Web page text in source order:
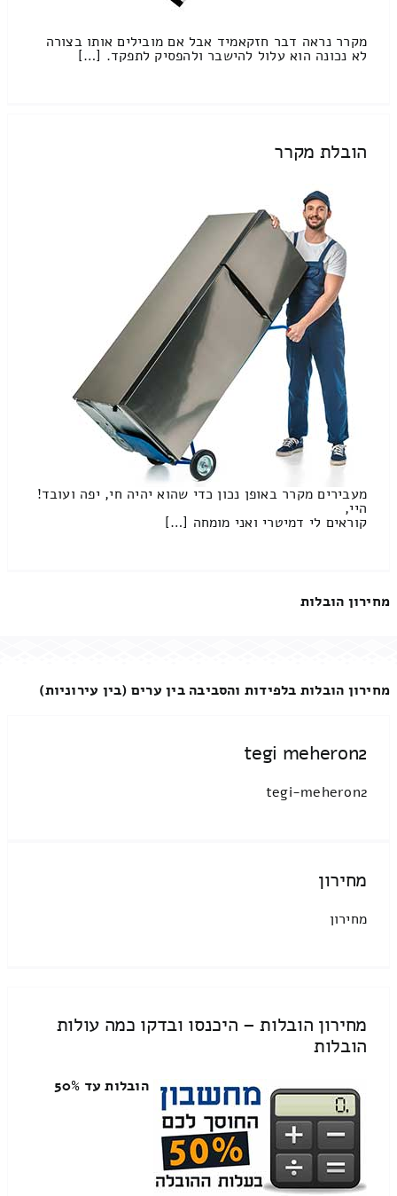
מקרר נראה דבר חזקאמיד אבל אם מובילים אותו בצורה
לא נכונה הוא עלול להישבר ולהפסיק לתפקד. […]
הובלת מקרר
מעבירים מקרר באופן נכון כדי שהוא יהיה חי, יפה ועובד!
היי,
קוראים לי דמיטרי ואני מומחה […]
מחירון הובלות
מחירון הובלות בלפידות והסביבה בין ערים (בין עירוניות)
tegi meheron2
tegi-meheron2
מחירון
מחירון
מחירון הובלות – היכנסו ובדקו כמה עולות
הובלות
הובלות עד 50%